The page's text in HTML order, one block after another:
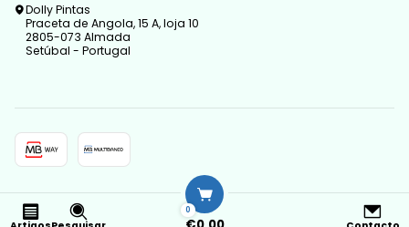
0
Dolly Pintas
Praceta de Angola, 15 A, loja 10
2805-073 Almada
Setúbal - Portugal
Todos os Direitos Reservados.
Com tecnologia Jumpseller